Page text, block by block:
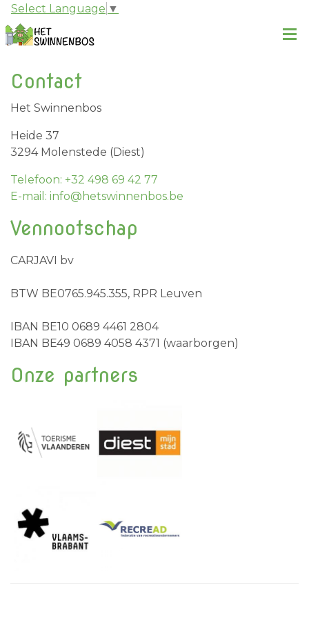
Select Language ▼
Contact
Het Swinnenbos
Heide 37
3294 Molenstede (Diest)
Telefoon: +32 498 69 42 77
E-mail: info@hetswinnenbos.be
Vennootschap
CARJAVI bv
BTW BE0765.945.355, RPR Leuven
IBAN BE10 0689 4461 2804
IBAN BE49 0689 4058 4371 (waarborgen)
Onze partners